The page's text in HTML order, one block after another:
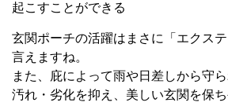
起こすことができる
玄関ポーチの活躍はまさに「エクス
言えますね。
また、庇によって雨や日差しから守
汚れ・劣化を抑え、美しい玄関を保